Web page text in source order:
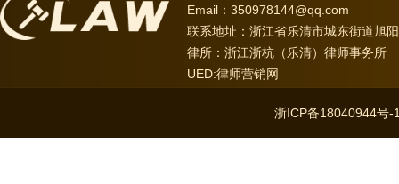
Email：350978144@qq.com
联系地址：浙江省乐清市城东街道旭
律所：浙江浙杭（乐清）律师事务所
UED:律师营销网
浙ICP备18040944号-